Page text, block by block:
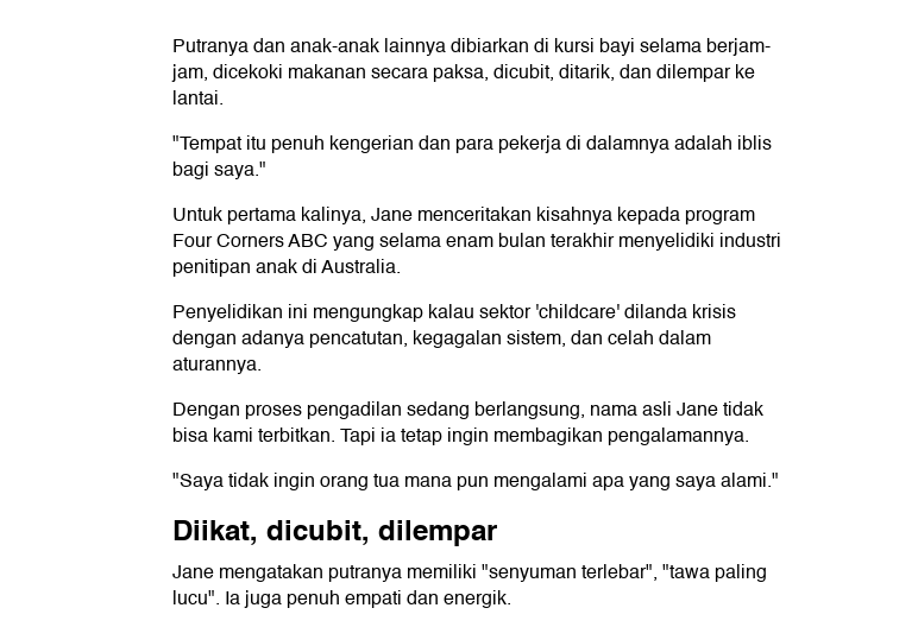
Putranya dan anak-anak lainnya dibiarkan di kursi bayi selama berjam-
jam, dicekoki makanan secara paksa, dicubit, ditarik, dan dilempar ke
lantai.
"Tempat itu penuh kengerian dan para pekerja di dalamnya adalah iblis
bagi saya."
Untuk pertama kalinya, Jane menceritakan kisahnya kepada program
Four Corners ABC yang selama enam bulan terakhir menyelidiki industri
penitipan anak di Australia.
Penyelidikan ini mengungkap kalau sektor 'childcare' dilanda krisis
dengan adanya pencatutan, kegagalan sistem, dan celah dalam
aturannya.
Dengan proses pengadilan sedang berlangsung, nama asli Jane tidak
bisa kami terbitkan. Tapi ia tetap ingin membagikan pengalamannya.
"Saya tidak ingin orang tua mana pun mengalami apa yang saya alami."
Diikat, dicubit, dilempar
Jane mengatakan putranya memiliki "senyuman terlebar", "tawa paling
lucu". Ia juga penuh empati dan energik.